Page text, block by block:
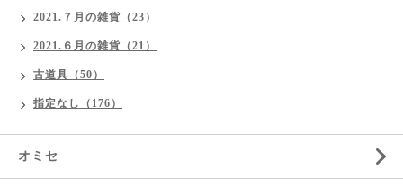
2021.７月の雑貨（23）
2021.６月の雑貨（21）
古道具（50）
指定なし（176）
オミセ